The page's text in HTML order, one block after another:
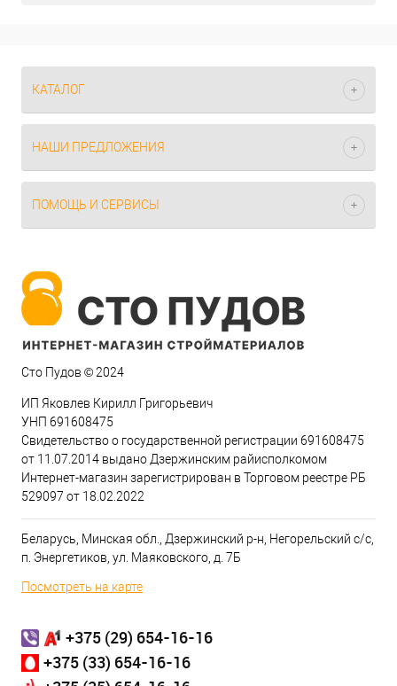
КАТАЛОГ
НАШИ ПРЕДЛОЖЕНИЯ
ПОМОЩЬ И СЕРВИСЫ
Сто Пудов © 2024
ИП Яковлев Кирилл Григорьевич
УНП 691608475
Свидетельство о государственной регистрации 691608475
от 11.07.2014 выдано Дзержинским райисполкомом
Интернет-магазин зарегистрирован в Торговом реестре РБ
529097 от 18.02.2022
Беларусь, Минская обл., Дзержинский р-н, Негорельский с/с,
п. Энергетиков, ул. Маяковского, д. 7Б
Посмотреть на карте
+375 (29) 654-16-16
+375 (33) 654-16-16